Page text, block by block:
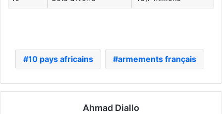
10 pays africains armements français
Ahmad Diallo